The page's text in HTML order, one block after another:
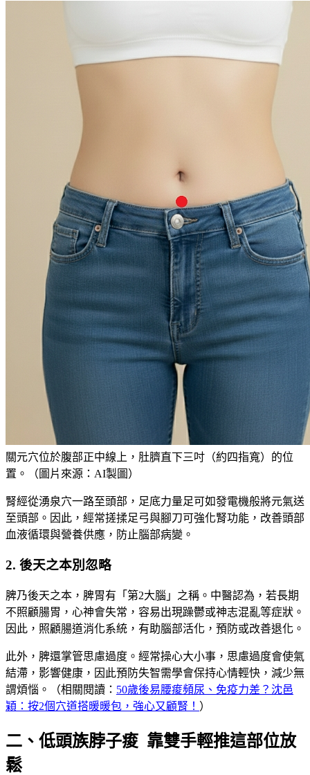
關元穴位於腹部正中線上，肚臍直下三吋（約四指寬）的位
置。（圖片來源：AI製圖）
腎經從湧泉穴一路至頭部，足底力量足可如發電機般將元氣送
至頭部。因此，經常搓揉足弓與腳刀可強化腎功能，改善頭部
血液循環與營養供應，防止腦部病變。
2. 後天之本別忽略
脾乃後天之本，脾胃有「第2大腦」之稱。中醫認為，若長期
不照顧腸胃，心神會失常，容易出現躁鬱或神志混亂等症狀。
因此，照顧腸道消化系統，有助腦部活化，預防或改善退化。
此外，脾還掌管思慮過度。經常操心大小事，思慮過度會使氣
結滯，影響健康，因此預防失智需學會保持心情輕快，減少無
謂煩惱。（相關閱讀： 50歲後易腰痠頻尿、免疫力差？沈邑
穎：按2個穴道搭暖暖包，強心又顧腎！ ）
二、低頭族脖子痠 靠雙手輕推這部位放
鬆